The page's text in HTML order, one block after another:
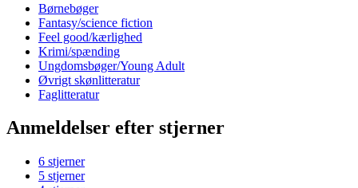
Børnebøger
Fantasy/science fiction
Feel good/kærlighed
Krimi/spænding
Ungdomsbøger/Young Adult
Øvrigt skønlitteratur
Faglitteratur
Anmeldelser efter stjerner
6 stjerner
5 stjerner